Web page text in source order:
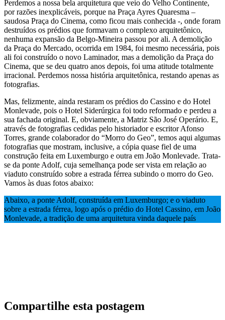
Perdemos a nossa bela arquitetura que veio do Velho Continente,
por razões inexplicáveis, porque na Praça Ayres Quaresma –
saudosa Praça do Cinema, como ficou mais conhecida -, onde foram
destruídos os prédios que formavam o complexo arquitetônico,
nenhuma expansão da Belgo-Mineira passou por ali. A demolição
da Praça do Mercado, ocorrida em 1984, foi mesmo necessária, pois
ali foi construído o novo Laminador, mas a demolição da Praça do
Cinema, que se deu quatro anos depois, foi uma atitude totalmente
irracional. Perdemos nossa história arquitetônica, restando apenas as
fotografias.
Mas, felizmente, ainda restaram os prédios do Cassino e do Hotel
Monlevade, pois o Hotel Siderúrgica foi todo reformado e perdeu a
sua fachada original. E, obviamente, a Matriz São José Operário. E,
através de fotografias cedidas pelo historiador e escritor Afonso
Torres, grande colaborador do “Morro do Geo”, temos aqui algumas
fotografias que mostram, inclusive, a cópia quase fiel de uma
construção feita em Luxemburgo e outra em João Monlevade. Trata-
se da ponte Adolf, cuja semelhança pode ser vista em relação ao
viaduto construído sobre a estrada férrea subindo o morro do Geo.
Vamos às duas fotos abaixo:
Abaixo, a ponte Adolf, construída em Luxemburgo; e o viaduto
sobre a estrada férrea, logo após o prédio do Hotel Cassino, em João
Monlevade, a tradição de uma arquitetura vinda daquele país
Compartilhe esta postagem